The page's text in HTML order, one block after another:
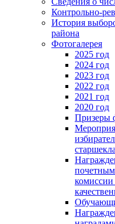
Контрольно-
История
района
Фотогалерея
2025 год
2024 год
2023 год
2022 год
2021 год
2020 год
Призеры
комиссии